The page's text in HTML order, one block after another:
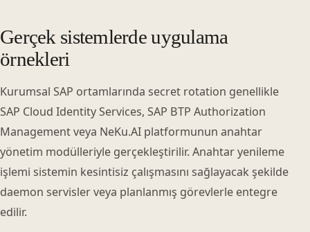
Gerçek sistemlerde uygulama
örnekleri
Kurumsal SAP ortamlarında secret rotation genellikle
SAP Cloud Identity Services, SAP BTP Authorization
Management veya NeKu.AI platformunun anahtar
yönetim modülleriyle gerçekleştirilir. Anahtar yenileme
işlemi sistemin kesintisiz çalışmasını sağlayacak şekilde
daemon servisler veya planlanmış görevlerle entegre
edilir.